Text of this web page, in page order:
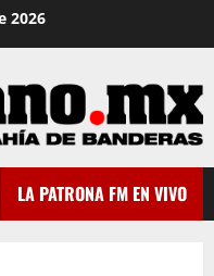
2026
LA PATRONA FM EN VIVO